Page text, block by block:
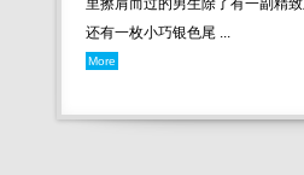
里擦肩而过的男生除了有一副精
还有一枚小巧银色尾 ...
More